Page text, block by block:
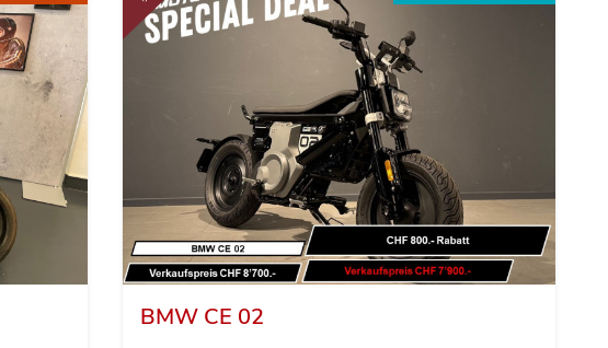
BMW CE 02